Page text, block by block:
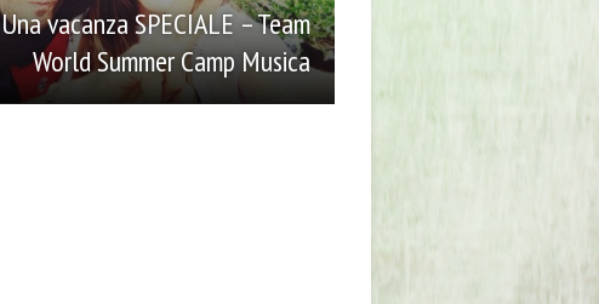
Una vacanza SPECIALE – Team
World Summer Camp Musica